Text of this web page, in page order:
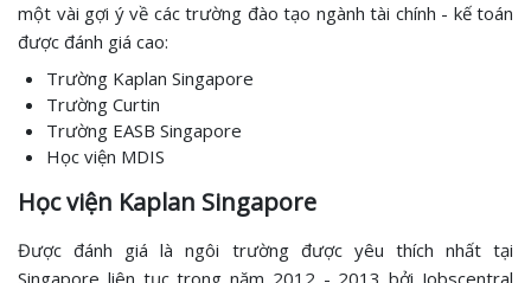
một vài gợi ý về các trường đào tạo ngành tài chính - kế toán
được đánh giá cao:
Trường Kaplan Singapore
Trường Curtin
Trường EASB Singapore
Học viện MDIS
Học viện Kaplan Singapore
Được đánh giá là ngôi trường được yêu thích nhất tại
Singapore liên tục trong năm 2012 - 2013 bởi Jobscentral